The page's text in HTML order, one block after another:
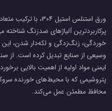
ورق استنلس استیل
پرکاربردترین آلیاژهای ضدزنگ شناخته
خوردگی، زنگ‌زدگی و لکه‌دار شدن، این
وسیعی از صنایع تبدیل کرده است. از
ایمنی مواد اولیه از اهمیت بالایی
محافظ مطمئن عمل می‌کند.